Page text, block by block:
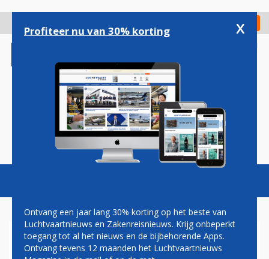
gaan
Check in
Magazine Podcasts Vacatures
PRIJSVECHTER SCOOT BREIDT
Profiteer nu van 30% korting x
Ontvang een jaar lang 30% korting op het beste van
Luchtvaartnieuws en Zakenreisnieuws. Krijg onbeperkt
toegang tot al het nieuws en de bijbehorende Apps.
Ontvang tevens 12 maanden het Luchtvaartnieuws